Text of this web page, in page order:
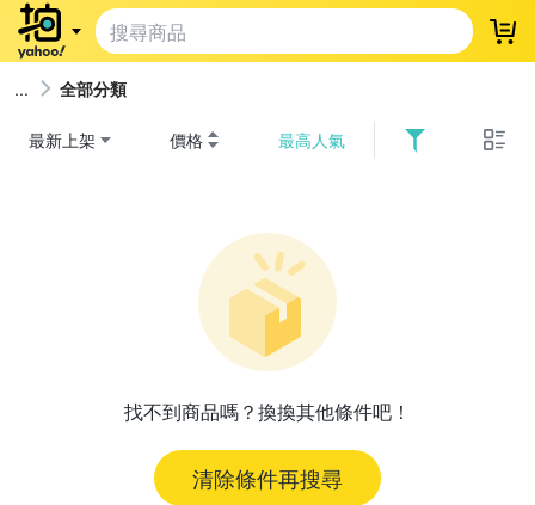
登
全部分類
最新上架 價格 最高人氣
找不到商品嗎？換換其他條件吧！
清除條件再搜尋